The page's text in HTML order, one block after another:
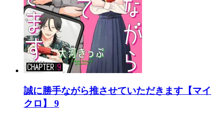
誠に勝手ながら推させていただきます【マイ
クロ】 9